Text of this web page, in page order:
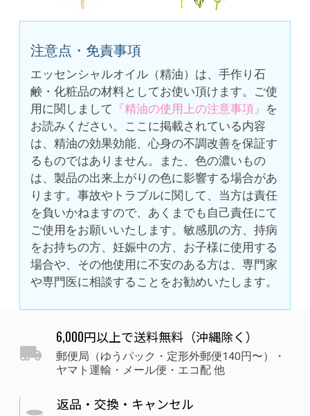
注意点・免責事項
エッセンシャルオイル（精油）は、手作り石
鹸・化粧品の材料としてお使い頂けます。ご使
用に関しまして 『精油の使用上の注意事項』 を
お読みください。ここに掲載されている内容
は、精油の効果効能、心身の不調改善を保証す
るものではありません。また、色の濃いもの
は、製品の出来上がりの色に影響する場合があ
ります。事故やトラブルに関して、当方は責任
を負いかねますので、あくまでも自己責任にて
ご使用をお願いいたします。敏感肌の方、持病
をお持ちの方、妊娠中の方、お子様に使用する
場合や、その他使用に不安のある方は、専門家
や専門医に相談することをお勧めいたします。
6,000円以上で送料無料（沖縄除く）
郵便局（ゆうパック・定形外郵便140円〜）・
ヤマト運輸・メール便・エコ配 他
返品・交換・キャンセル